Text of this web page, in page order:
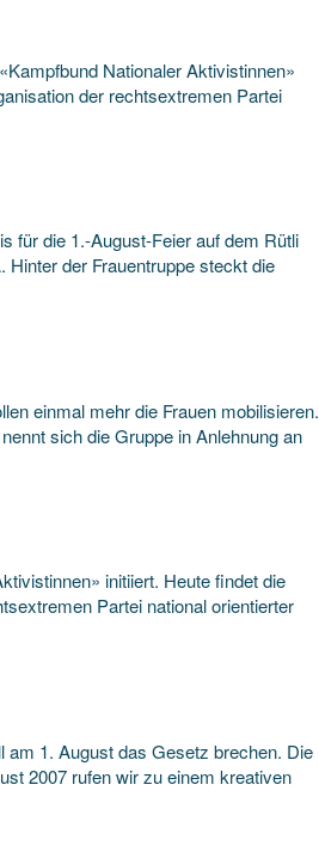
Nationaler Aktivistinnen»
der rechtsextremen Partei
für die 1.-August-Feier auf dem Rütli
der Frauentruppe steckt die
einmal mehr die Frauen mobilisieren.
sich die Gruppe in Anlehnung an
initiiert. Heute findet die
Partei national orientierter
am 1. August das Gesetz brechen. Die
2007 rufen wir zu einem kreativen